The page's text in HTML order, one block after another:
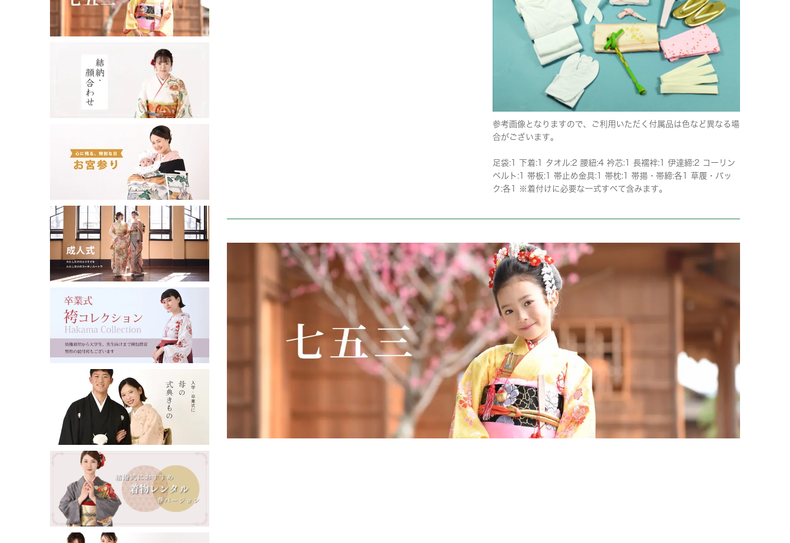
参考画像となりますので、ご利用いただく付属品は色など異なる場
合がございます。
足袋:1 下着:1 タオル:2 腰紐:4 衿芯:1 長襦袢:1 伊達締:2 コーリン
ベルト:1 帯板:1 帯止め金具:1 帯枕:1 帯揚・帯締:各1 草履・バッ
ク:各1 ※着付けに必要な一式すべて含みます。